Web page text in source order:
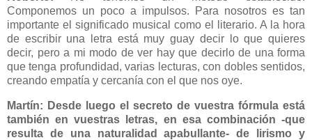
Componemos un poco a impulsos. Para nosotros es tan
importante el significado musical como el literario. A la hora
de escribir una letra está muy guay decir lo que quieres
decir, pero a mi modo de ver hay que decirlo de una forma
que tenga profundidad, varias lecturas, con dobles sentidos,
creando empatía y cercanía con el que nos oye.
Martín: Desde luego el secreto de vuestra fórmula está
también en vuestras letras, en esa combinación -que
resulta de una naturalidad apabullante- de lirismo y